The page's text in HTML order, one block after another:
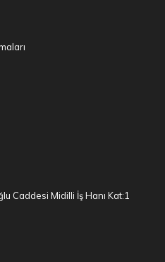
Caddesi Midilli İş Hanı Kat:1